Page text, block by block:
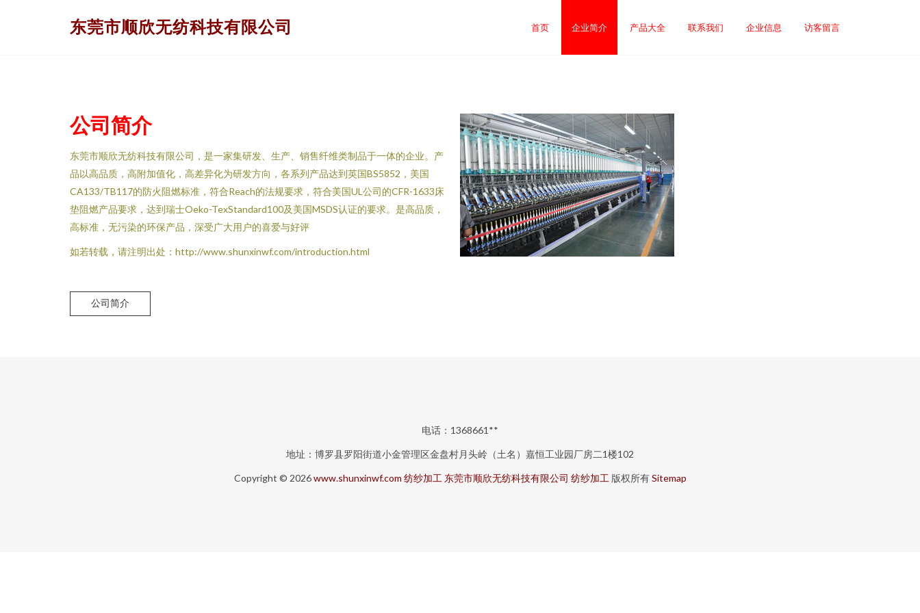
东莞市顺欣无纺科技有限公司 首页 企业简介 产品大全 联系我们 企业信息 访客留言
公司简介
东莞市顺欣无纺科技有限公司，是一家集研发、生产、销售纤维类制品于一体的企业。产
品以高品质，高附加值化，高差异化为研发方向，各系列产品达到英国BS5852，美国
CA133/TB117的防火阻燃标准，符合Reach的法规要求，符合美国UL公司的CFR-1633床
垫阻燃产品要求，达到瑞士Oeko-TexStandard100及美国MSDS认证的要求。是高品质，
高标准，无污染的环保产品，深受广大用户的喜爱与好评
如若转载，请注明出处：http://www.shunxinwf.com/introduction.html
公司简介
电话：1368661**
地址：博罗县罗阳街道小金管理区金盘村月头岭（土名）嘉恒工业园厂房二1楼102
Copyright © 2026www.shunxinwf.com 纺纱加工 东莞市顺欣无纺科技有限公司 纺纱加工 版权所有Sitemap